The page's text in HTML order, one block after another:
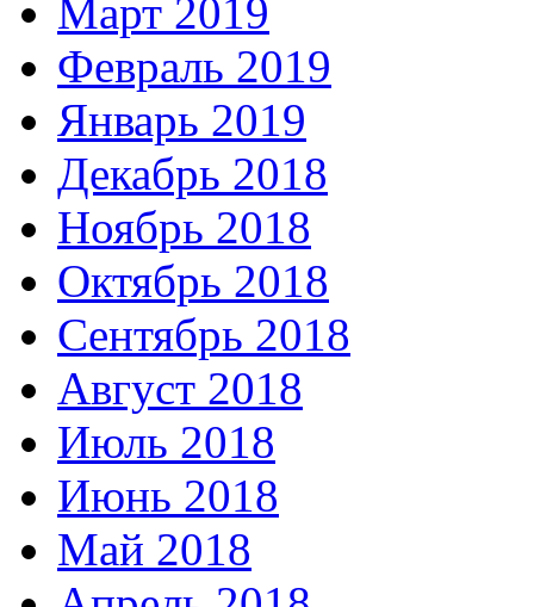
Март 2019
Февраль 2019
Январь 2019
Декабрь 2018
Ноябрь 2018
Октябрь 2018
Сентябрь 2018
Август 2018
Июль 2018
Июнь 2018
Май 2018